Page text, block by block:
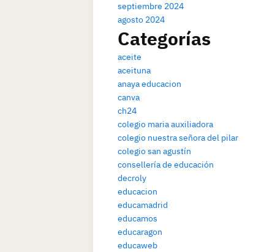
septiembre 2024
agosto 2024
Categorías
aceite
aceituna
anaya educacion
canva
ch24
colegio maria auxiliadora
colegio nuestra señora del pilar
colegio san agustín
consellería de educación
decroly
educacion
educamadrid
educamos
educaragon
educaweb